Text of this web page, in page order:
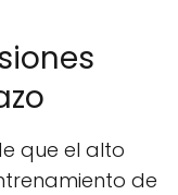
que el alto
de